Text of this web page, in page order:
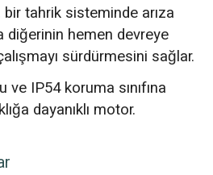
tahrik sisteminde arıza
diğerinin hemen devreye
sürdürmesini sağlar.
ve IP54 koruma sınıfına
dayanıklı motor.